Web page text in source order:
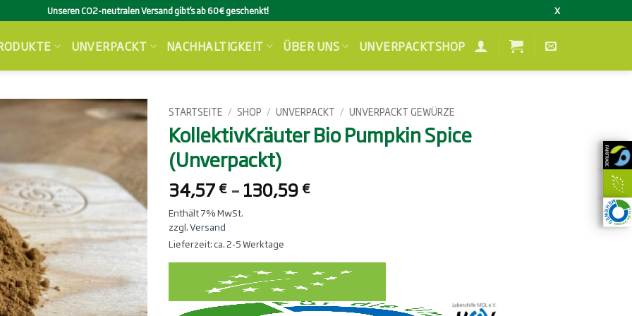
Unseren CO2-neutralen Versand gibt’s ab 60€ geschenkt! X
UNVERPACKT NACHHALTIGKEIT ÜBER UNS UNVERPACKTSHOP
STARTSEITE / SHOP / UNVERPACKT / UNVERPACKT GEWÜRZE
KollektivKräuter Bio Pumpkin Spice
(Unverpackt)
34,57 € –130,59 €Preisspanne:
Enthält 7% MwSt.
zzgl.Versand
Lieferzeit: ca. 2-5 Werktage